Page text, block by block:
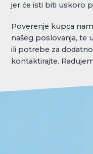
jer će isti biti uskoro
Poverenje kupca
našeg poslovanja, te
ili potrebe za
kontaktirajte.